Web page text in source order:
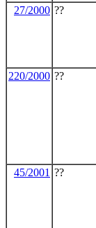
27/2000 ??
220/2000 ??
45/2001 ??